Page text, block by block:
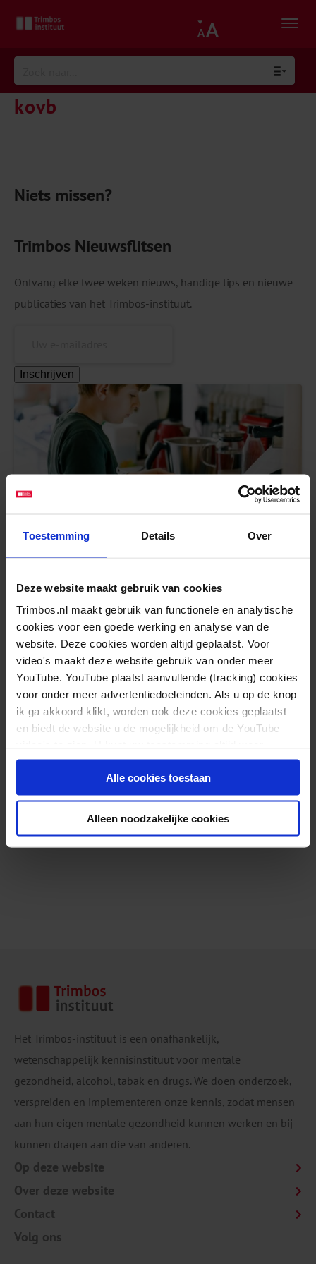
Toestemming Details Over
Deze website maakt gebruik van cookies
Trimbos.nl maakt gebruik van functionele en analytische
cookies voor een goede werking en analyse van de
website. Deze cookies worden altijd geplaatst. Voor
video's maakt deze website gebruik van onder meer
YouTube. YouTube plaatst aanvullende (tracking) cookies
voor onder meer advertentiedoeleinden. Als u op de knop
ik ga akkoord klikt, worden ook deze cookies geplaatst
en biedt de website u de mogelijkheid om de YouTube
intrekken.
Alle cookies toestaan
Alleen noodzakelijke cookies
kovb
Niets missen?
Trimbos Nieuwsflitsen
Ontvang elke twee weken nieuws, handige tips en nieuwe
publicaties van het Trimbos-instituut.
Inschrijven
met kwetsbare ouders
helpt kinderen in een onveilige thuissituatie
Lees meer
Het Trimbos-instituut is een onafhankelijk,
wetenschappelijk kennisinstituut voor mentale
gezondheid, alcohol, tabak en drugs. We doen onderzoek,
verspreiden en implementeren onze kennis, zodat mensen
aan hun eigen mentale gezondheid kunnen werken en bij
kunnen dragen aan die van anderen.
Op deze website
Over deze website
Contact
Volg ons